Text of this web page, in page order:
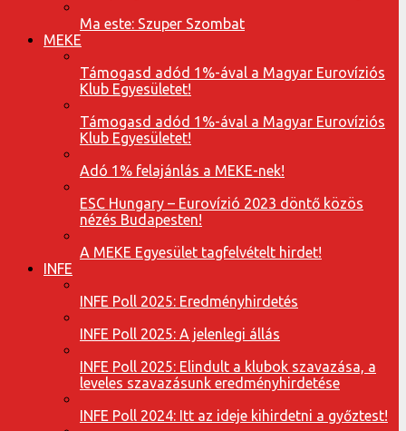
Ma este: Szuper Szombat
MEKE
Támogasd adód 1%-ával a Magyar Eurovíziós
Klub Egyesületet!
Támogasd adód 1%-ával a Magyar Eurovíziós
Klub Egyesületet!
Adó 1% felajánlás a MEKE-nek!
ESC Hungary – Eurovízió 2023 döntő közös
nézés Budapesten!
A MEKE Egyesület tagfelvételt hirdet!
INFE
INFE Poll 2025: Eredményhirdetés
INFE Poll 2025: A jelenlegi állás
INFE Poll 2025: Elindult a klubok szavazása, a
leveles szavazásunk eredményhirdetése
INFE Poll 2024: Itt az ideje kihirdetni a győztest!